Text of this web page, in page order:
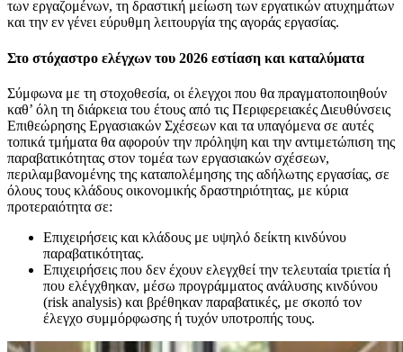
των εργαζομένων, τη δραστική μείωση των εργατικών ατυχημάτων
και την εν γένει εύρυθμη λειτουργία της αγοράς εργασίας.
Στο στόχαστρο ελέγχων του 2026 εστίαση και καταλύματα
Σύμφωνα με τη στοχοθεσία, οι έλεγχοι που θα πραγματοποιηθούν
καθ’ όλη τη διάρκεια του έτους από τις Περιφερειακές Διευθύνσεις
Επιθεώρησης Εργασιακών Σχέσεων και τα υπαγόμενα σε αυτές
τοπικά τμήματα θα αφορούν την πρόληψη και την αντιμετώπιση της
παραβατικότητας στον τομέα των εργασιακών σχέσεων,
περιλαμβανομένης της καταπολέμησης της αδήλωτης εργασίας, σε
όλους τους κλάδους οικονομικής δραστηριότητας, με κύρια
προτεραιότητα σε:
Επιχειρήσεις και κλάδους με υψηλό δείκτη κινδύνου
παραβατικότητας.
Επιχειρήσεις που δεν έχουν ελεγχθεί την τελευταία τριετία ή
που ελέγχθηκαν, μέσω προγράμματος ανάλυσης κινδύνου
(risk analysis) και βρέθηκαν παραβατικές, με σκοπό τον
έλεγχο συμμόρφωσης ή τυχόν υποτροπής τους.